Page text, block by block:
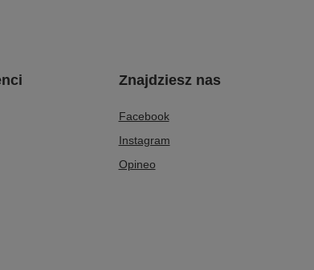
Znajdziesz nas
Facebook
Instagram
Opineo